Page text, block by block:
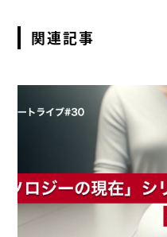
関連記事